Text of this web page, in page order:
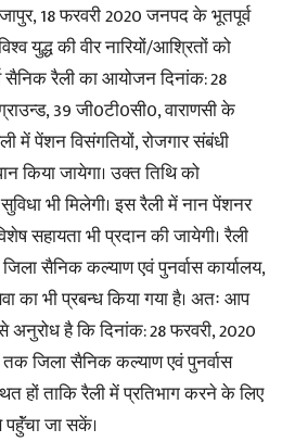
18 फरवरी 2020 जनपद के भूतपूर्व
युद्ध की वीर नारियों/आश्रितों को
सैनिक रैली का आयोजन दिनांक: 28
39 जी0टी0सी0, वाराणसी के
में पेंशन विसंगतियों, रोजगार संबंधी
किया जायेगा। उक्त तिथि को
भी मिलेगी। इस रैली में नान पेंशनर
सहायता भी प्रदान की जायेगी। रैली
सैनिक कल्याण एवं पुनर्वास कार्यालय,
का भी प्रबन्ध किया गया है। अतः आप
है कि दिनांक: 28 फरवरी, 2020
जिला सैनिक कल्याण एवं पुनर्वास
हों ताकि रैली में प्रतिभाग करने के लिए
जा सकें।